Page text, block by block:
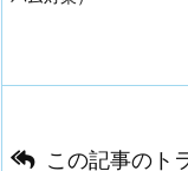
この記事のト